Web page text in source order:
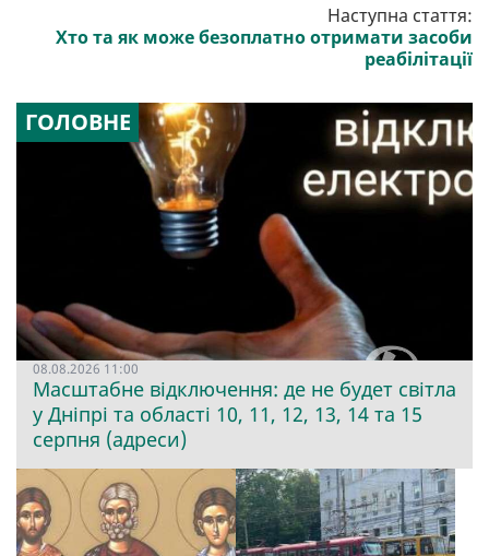
Наступна стаття:
Хто та як може безоплатно отримати засоби
реабілітації
ГОЛОВНЕ
08.08.2026 11:00
Масштабне відключення: де не будет світла
у Дніпрі та області 10, 11, 12, 13, 14 та 15
серпня (адреси)